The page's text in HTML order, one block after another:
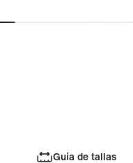
Guía de tallas